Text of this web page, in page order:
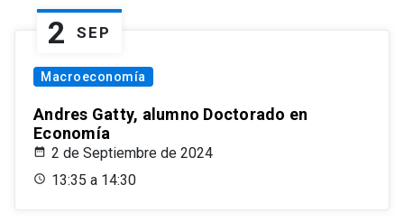
2 SEP
Macroeconomía
Andres Gatty, alumno Doctorado en
Economía
2 de Septiembre de 2024
13:35 a 14:30